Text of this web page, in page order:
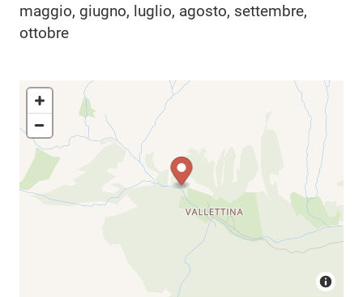
maggio, giugno, luglio, agosto, settembre,
ottobre